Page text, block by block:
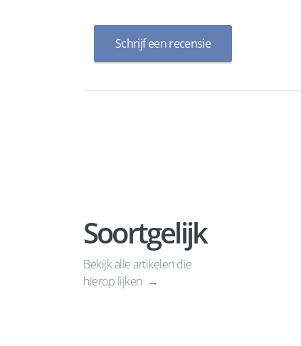
Schrijf een recensie
Soortgelijk
Bekijk alle artikelen die
hierop lijken